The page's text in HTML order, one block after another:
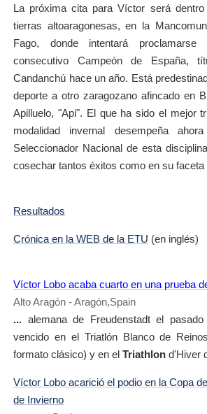
La próxima cita para Víctor será
tierras altoaragonesas, en la
Fago, donde intentará
consecutivo Campeón de España,
Candanchú hace un año. Está
deporte a otro zaragozano afincado en
Apilluelo, "Api". El que ha sido el mejor
modalidad invernal desempeña
Seleccionador Nacional de esta
cosechar tantos éxitos como en su faceta
Resultados
Crónica en la WEB de la ETU (en inglés)
Víctor Lobo acaba cuarto en una prueba
Alto Aragón - Aragón,Spain
... alemana de Freudenstadt el
vencido en el Triatlón Blanco de
formato clásico) y en elTriathlon d'Hiver
Víctor Lobo acarició el podio en la Copa
de Invierno